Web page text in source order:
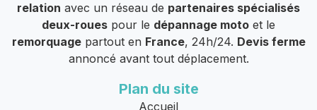
relation avec un réseau de partenaires spécialisés
deux-roues pour le dépannage moto et le
remorquagepartout en France, 24h/24. Devis ferme
annoncé avant tout déplacement.
Plan du site
Accueil